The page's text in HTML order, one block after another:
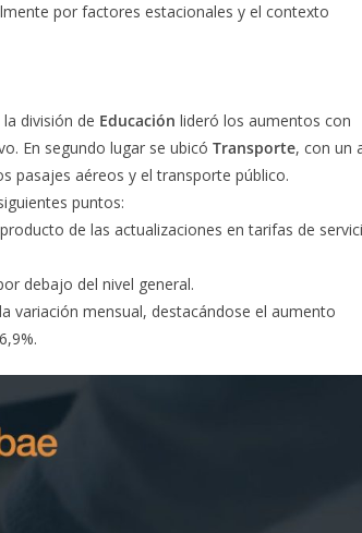
por factores estacionales y el contexto
división de Educación lideró los aumentos con
En segundo lugar se ubicó Transporte, con un
pasajes aéreos y el transporte público.
puntos:
de las actualizaciones en tarifas de
debajo del nivel general.
variación mensual, destacándose el aumento